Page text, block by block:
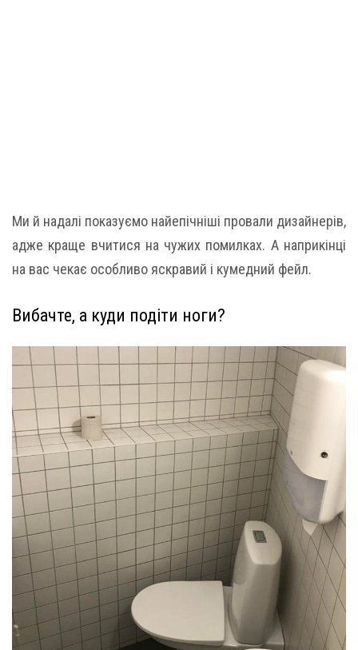
Ми й надалі показуємо найепічніші провали дизайнерів,
адже краще вчитися на чужих помилках. А наприкінці
на вас чекає особливо яскравий і кумедний фейл.
Вибачте, а куди подіти ноги?